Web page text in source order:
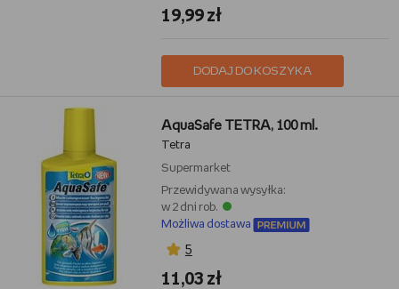
19,99 zł
DODAJ DO KOSZYKA
AquaSafe TETRA, 100 ml.
Tetra
Supermarket
Przewidywana wysyłka:
w 2 dni rob.
Możliwa dostawa
5
11,03 zł